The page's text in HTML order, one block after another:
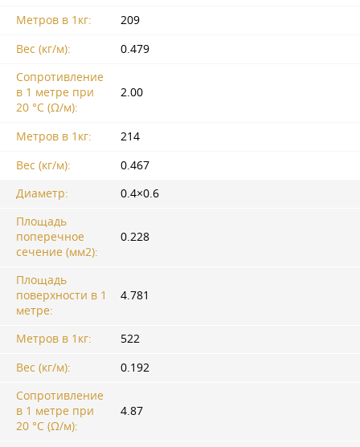
Метров в 1кг:
209
Вес (кг/м):
0.479
Сопротивление
в 1 метре при
20 °C (Ω/м):
2.00
Метров в 1кг:
214
Вес (кг/м):
0.467
Диаметр:
0.4×0.6
Площадь
поперечное
сечение (мм2):
0.228
Площадь
поверхности в 1
метре:
4.781
Метров в 1кг:
522
Вес (кг/м):
0.192
Сопротивление
в 1 метре при
20 °C (Ω/м):
4.87